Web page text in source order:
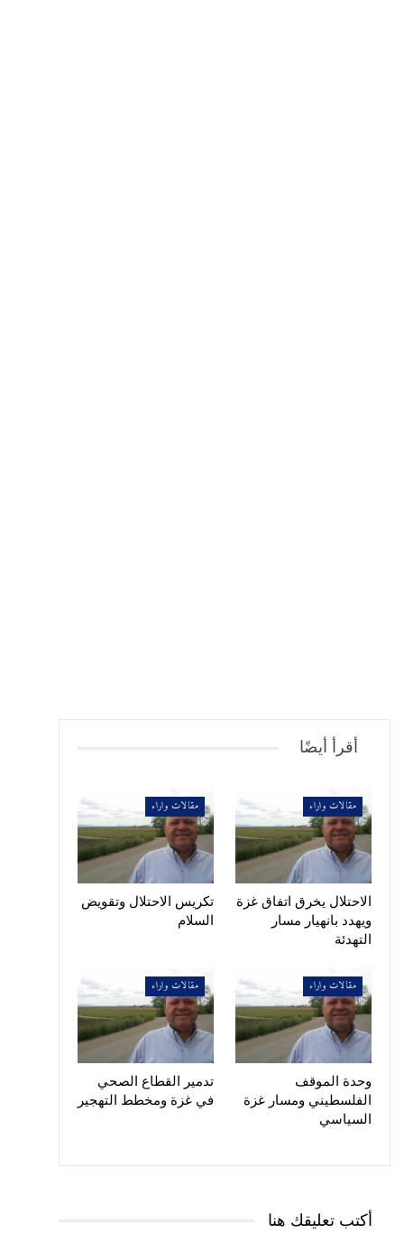
أقرأ أيضًا
مقالات واراء
الاحتلال يخرق اتفاق غزة
ويهدد بانهيار مسار
التهدئة
مقالات واراء
تكريس الاحتلال وتقويض
السلام
مقالات واراء
وحدة الموقف
الفلسطيني ومسار غزة
السياسي
مقالات واراء
تدمير القطاع الصحي
في غزة ومخطط التهجير
أكتب تعليقك هنا